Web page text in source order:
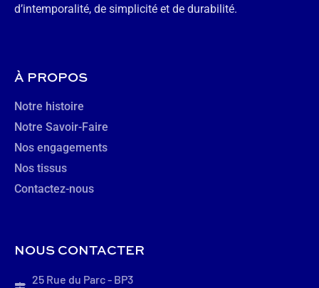
d’intemporalité, de simplicité et de durabilité.
À PROPOS
Notre histoire
Notre Savoir-Faire
Nos engagements
Nos tissus
Contactez-nous
NOUS CONTACTER
25 Rue du Parc - BP3